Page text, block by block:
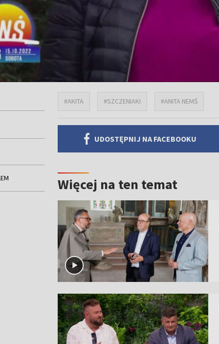
#AKITA #SZCZENIAKI #ANITA NEMŚ
UDOSTĘPNIJ NA FACEBOOKU
Więcej na ten temat